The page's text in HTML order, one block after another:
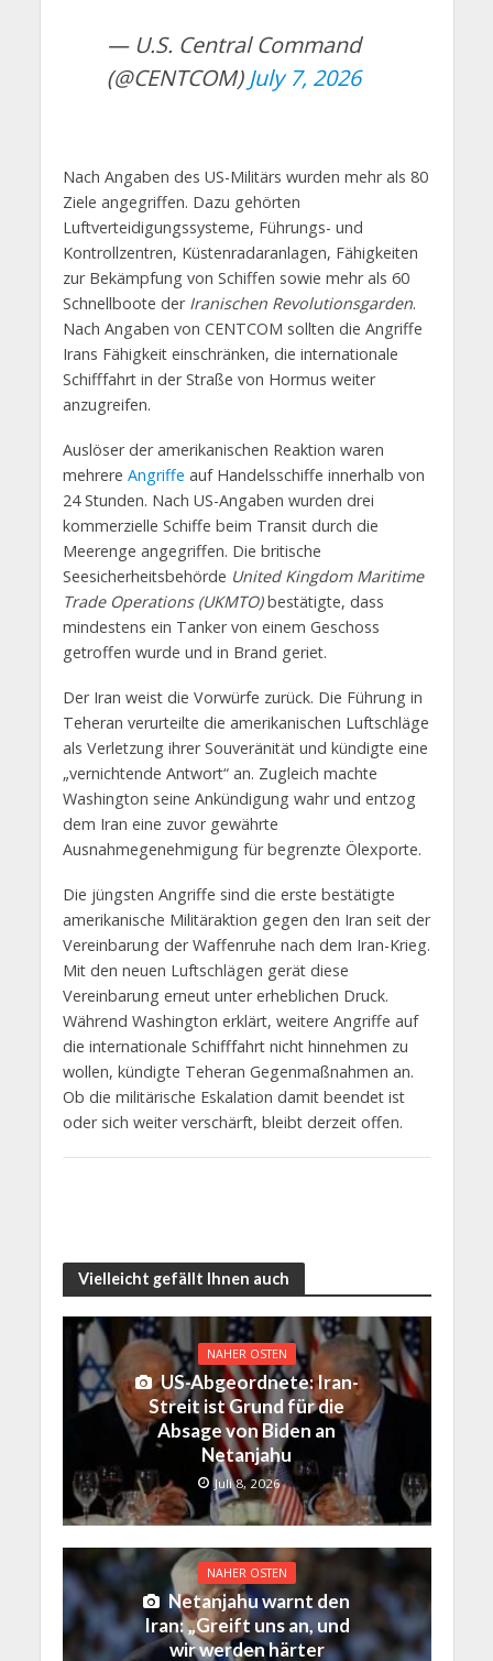
— U.S. Central Command
(@CENTCOM) July 7, 2026
Nach Angaben des US-Militärs wurden mehr als 80
Ziele angegriffen. Dazu gehörten
Luftverteidigungssysteme, Führungs- und
Kontrollzentren, Küstenradaranlagen, Fähigkeiten
zur Bekämpfung von Schiffen sowie mehr als 60
Schnellboote der Iranischen Revolutionsgarden.
Nach Angaben von CENTCOM sollten die Angriffe
Irans Fähigkeit einschränken, die internationale
Schifffahrt in der Straße von Hormus weiter
anzugreifen.
Auslöser der amerikanischen Reaktion waren
mehrere Angriffe auf Handelsschiffe innerhalb von
24 Stunden. Nach US-Angaben wurden drei
kommerzielle Schiffe beim Transit durch die
Meerenge angegriffen. Die britische
Seesicherheitsbehörde United Kingdom Maritime
Trade Operations (UKMTO)bestätigte, dass
mindestens ein Tanker von einem Geschoss
getroffen wurde und in Brand geriet.
Der Iran weist die Vorwürfe zurück. Die Führung in
Teheran verurteilte die amerikanischen Luftschläge
als Verletzung ihrer Souveränität und kündigte eine
„vernichtende Antwort“ an. Zugleich machte
Washington seine Ankündigung wahr und entzog
dem Iran eine zuvor gewährte
Ausnahmegenehmigung für begrenzte Ölexporte.
Die jüngsten Angriffe sind die erste bestätigte
amerikanische Militäraktion gegen den Iran seit der
Vereinbarung der Waffenruhe nach dem Iran-Krieg.
Mit den neuen Luftschlägen gerät diese
Vereinbarung erneut unter erheblichen Druck.
Während Washington erklärt, weitere Angriffe auf
die internationale Schifffahrt nicht hinnehmen zu
wollen, kündigte Teheran Gegenmaßnahmen an.
Ob die militärische Eskalation damit beendet ist
oder sich weiter verschärft, bleibt derzeit offen.
Vielleicht gefällt Ihnen auch
NAHER OSTEN
US-Abgeordnete: Iran-
Streit ist Grund für die
Absage von Biden an
Netanjahu
Juli 8, 2026
NAHER OSTEN
Netanjahu warnt den
Iran: „Greift uns an, und
wir werden härter